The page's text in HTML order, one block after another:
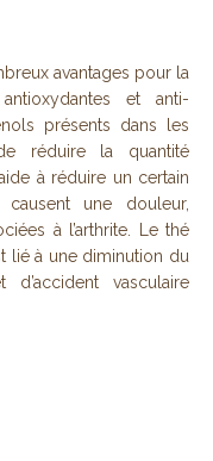
avantages pour la
et anti-
présents dans les
réduire la quantité
à réduire un certain
une douleur,
à l’arthrite. Le thé
lié à une diminution du
vasculaire